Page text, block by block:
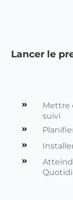
Lancer le
Mettre
suivi